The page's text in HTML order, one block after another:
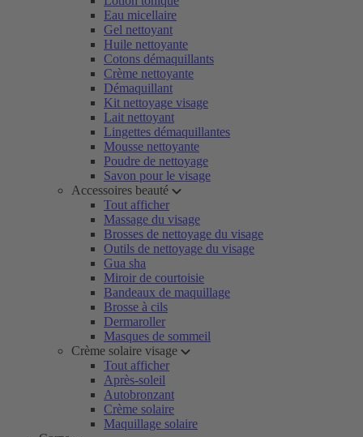
Eau micellaire
Gel nettoyant
Huile nettoyante
Cotons démaquillants
Crème nettoyante
Démaquillant
Kit nettoyage visage
Lait nettoyant
Lingettes démaquillantes
Mousse nettoyante
Poudre de nettoyage
Savon pour le visage
Accessoires beauté
Tout afficher
Massage du visage
Brosses de nettoyage du visage
Outils de nettoyage du visage
Gua sha
Miroir de courtoisie
Bandeaux de maquillage
Brosse à cils
Dermaroller
Masques de sommeil
Crème solaire visage
Tout afficher
Après-soleil
Autobronzant
Crème solaire
Maquillage solaire